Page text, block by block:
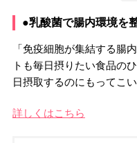
●乳酸菌で腸内環境を
「免疫細胞が集結する腸
トも毎日摂りたい食品の
日摂取するのにもってこい
詳しくはこちら